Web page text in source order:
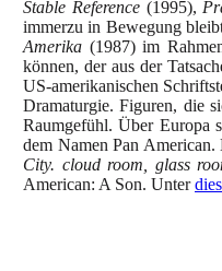
Stable Reference(1995),
immerzu in Bewegung
Amerika (1987) im
können, der aus der
US-amerikanischen
Dramaturgie. Figuren, die
Raumgefühl. Über Europa
dem Namen Pan
City. cloud room, glass
American: A Son. Unter